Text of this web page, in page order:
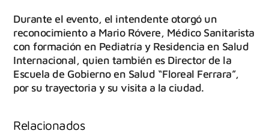
Durante el evento, el intendente otorgó un
reconocimiento a Mario Róvere, Médico Sanitarista
con formación en Pediatría y Residencia en Salud
Internacional, quien también es Director de la
Escuela de Gobierno en Salud “Floreal Ferrara”,
por su trayectoria y su visita a la ciudad.
Relacionados